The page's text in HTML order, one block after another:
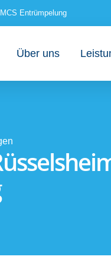
MCS Entrümpelung
Über uns